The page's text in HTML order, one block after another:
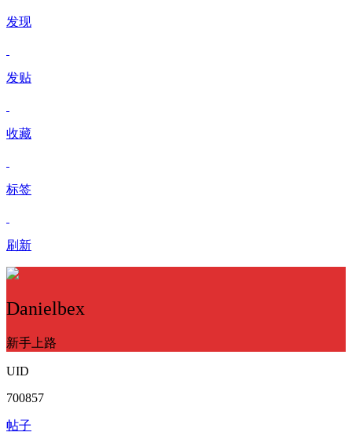
发现
发贴
收藏
标签
刷新
Danielbex
新手上路
UID
700857
帖子